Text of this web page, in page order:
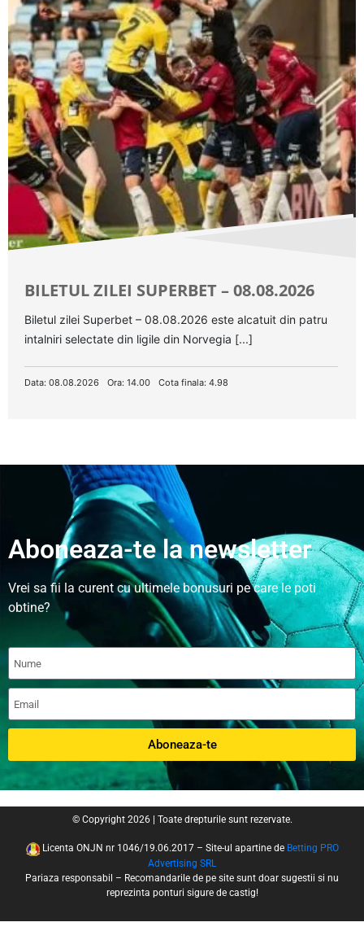
BILETUL ZILEI SUPERBET – 08.08.2026
Biletul zilei Superbet – 08.08.2026 este alcatuit din patru
intalniri selectate din ligile din Norvegia [...]
Data: 08.08.2026 Ora: 14.00 Cota finala: 4.98
Aboneaza-te la newsletter
Vrei sa fii la curent cu ultimele bonusuri pe care le poti
obtine?
Aboneaza-te
© Copyright 2026 | Toate drepturile sunt rezervate.
Licenta ONJN nr 1046/19.06.2017 – Site-ul apartine de Betting PRO
Advertising SRL
Pariaza responsabil – Recomandarile de pe site sunt doar sugestii si nu
reprezinta ponturi sigure de castig!